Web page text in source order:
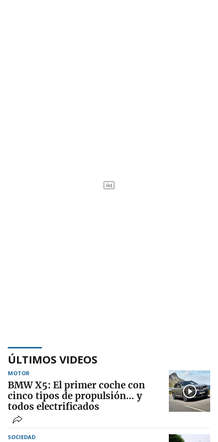
ÚLTIMOS VIDEOS
MOTOR
BMW X5: El primer coche con
cinco tipos de propulsión… y
todos electrificados
SOCIEDAD